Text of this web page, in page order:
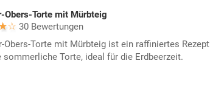
Obers-Torte mit Mürbteig
30 Bewertungen
Obers-Torte mit Mürbteig ist ein raffiniertes Rezept
sommerliche Torte, ideal für die Erdbeerzeit.